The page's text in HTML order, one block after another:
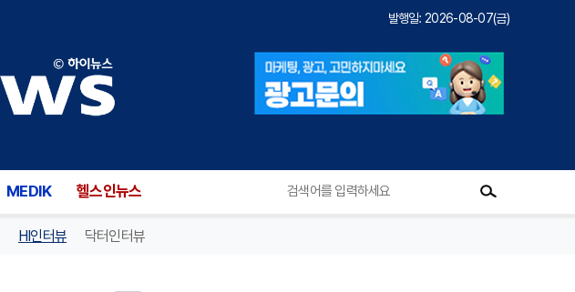
발행일: 2026-08-07(금)
MEDIK 헬스인뉴스
HI인터뷰 닥터인터뷰